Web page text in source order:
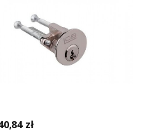
zł